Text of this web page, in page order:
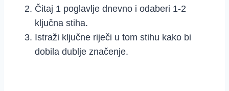
Čitaj 1 poglavlje dnevno i odaberi 1-2
ključna stiha.
Istraži ključne riječi u tom stihu kako bi
dobila dublje značenje.